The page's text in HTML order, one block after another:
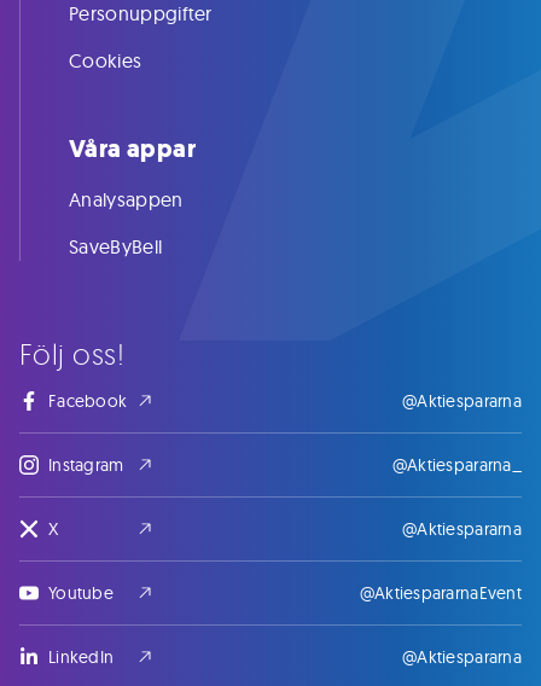
Följ oss!
Facebook @Aktiespararna
Instagram @Aktiespararna_
X @Aktiespararna
Youtube @AktiespararnaEvent
LinkedIn @Aktiespararna
Personuppgifter
Cookies
Våra appar
Analysappen
SaveByBell